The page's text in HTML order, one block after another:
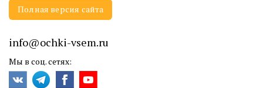
info@ochki-vsem.ru
Мы в соц. сетях:
Полная версия сайта